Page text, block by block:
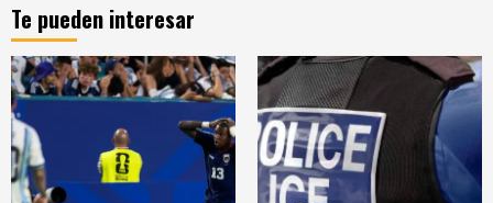
Te pueden interesar